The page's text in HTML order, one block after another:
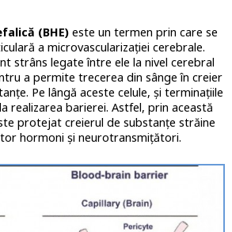
(BHE)este un termen prin care se
a microvascularizației cerebrale.
strâns legate între ele la nivel cerebral
a permite trecerea din sânge în creier
Pe lângă aceste celule, și terminațiile
realizarea barierei. Astfel, prin această
protejat creierul de substanțe străine
hormoni și neurotransmițători.